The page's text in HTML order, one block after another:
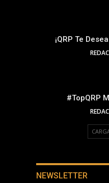
¡QRP Te
#TopQRP
NEWSLETTER